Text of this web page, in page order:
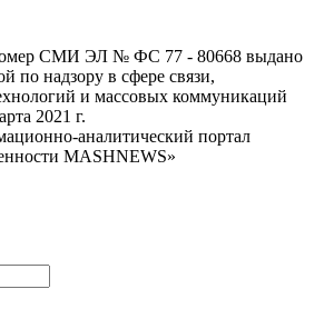
СМИ ЭЛ № ФС 77 - 80668 выдано
по надзору в сфере связи,
и массовых коммуникаций
2021 г.
аналитический портал
MASHNEWS»